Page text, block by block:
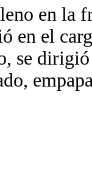
en la
en el
se